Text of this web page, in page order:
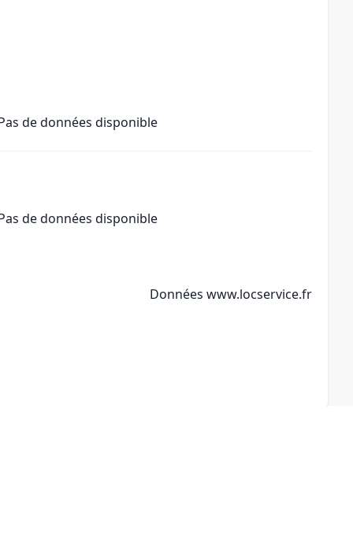
de données disponible
de données disponible
Données www.locservice.fr